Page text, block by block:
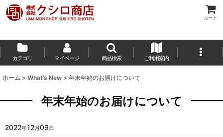
カート
カテゴリ マイページ 商品検索 ご利用案内
ホーム > What's New > 年末年始のお届けについて
年末年始のお届けについて
2022年12月09日